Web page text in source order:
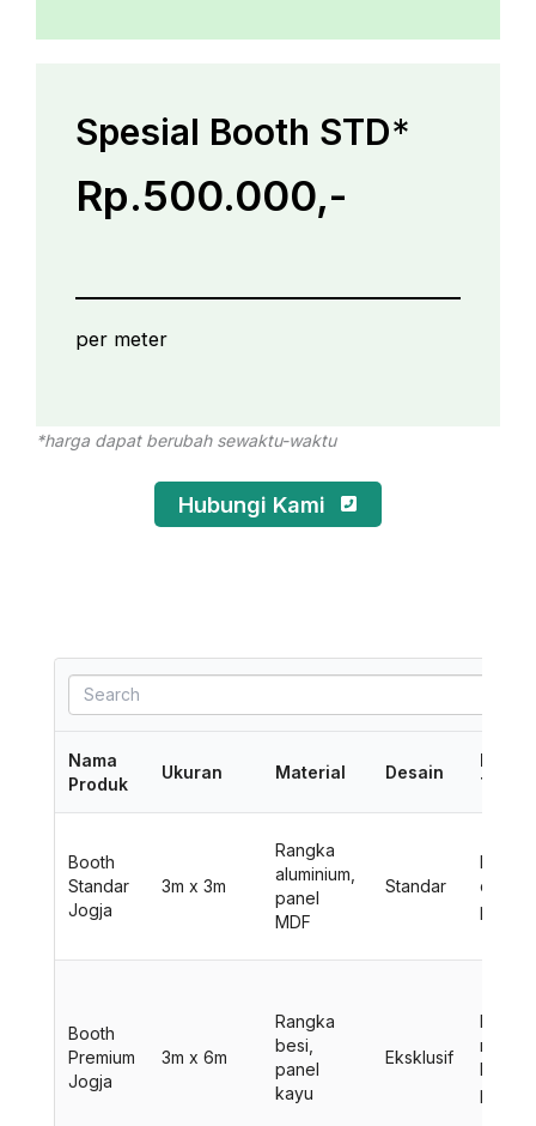
Spesial Booth STD*
Rp.500.000,-
per meter
*harga dapat berubah sewaktu-waktu
Hubungi Kami
Nama
Produk
Ukuran Material Desain
Fitur
Booth
Standar
Jogja
3m x 3m
Rangka
aluminium,
panel
MDF
Standar
Meja,
dan
Booth
Premium
Jogja
3m x 6m
Rangka
besi,
panel
kayu
Eksklusif
LCD
rak
karpet